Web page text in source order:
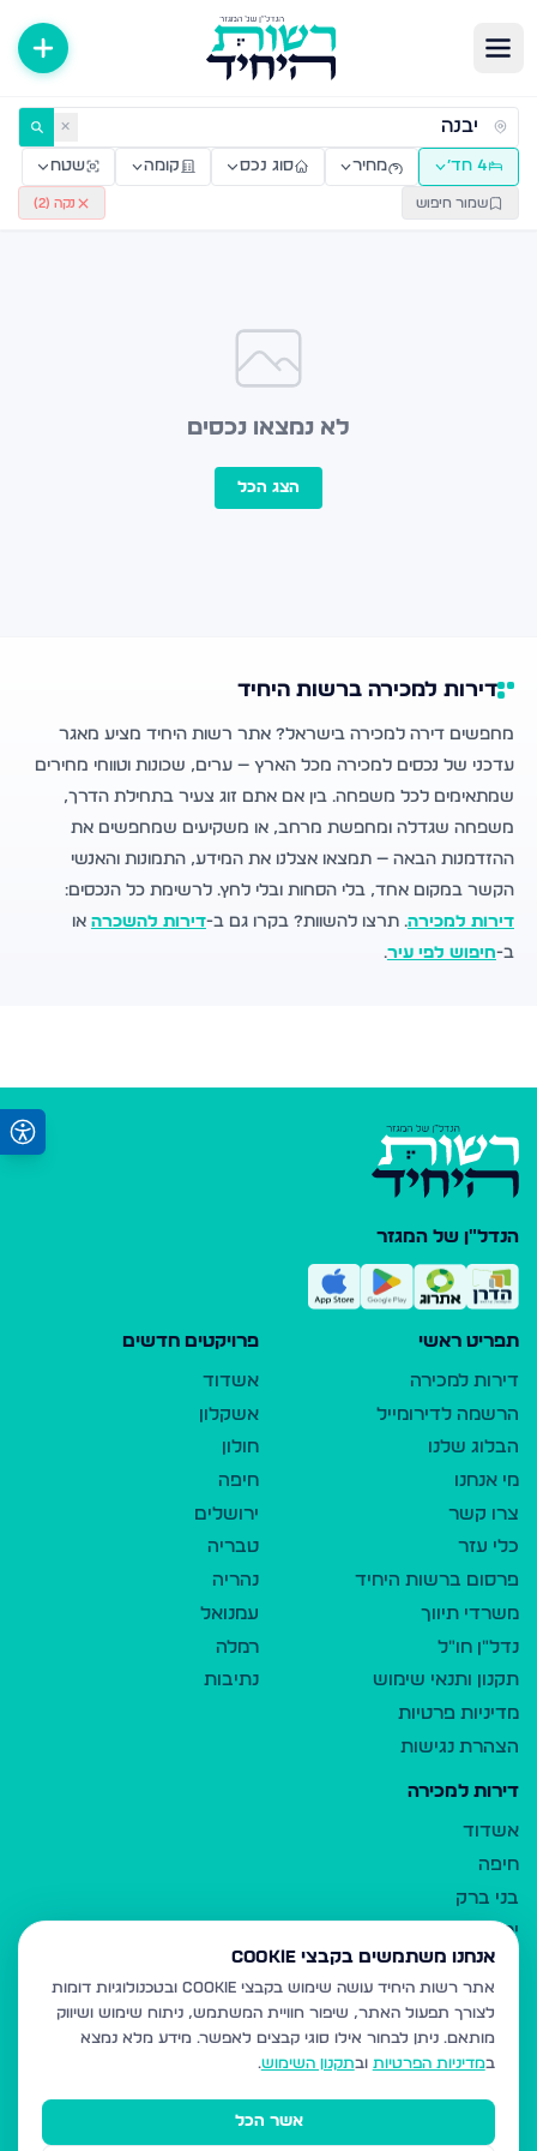
דירות למכירה ולהשכרה — רשות היחיד ✕
4 חד׳ מחיר סוג נכס קומה שטח
שמור חיפוש נקה (2
)
לא נמצאו נכסים
הצג הכל
דירות למכירה ברשות היחיד
מחפשים דירה למכירה בישראל? אתר רשות היחיד מציע מאגר
עדכני של נכסים למכירה מכל הארץ — ערים, שכונות וטווחי מחירים
שמתאימים לכל משפחה. בין אם אתם זוג צעיר בתחילת הדרך,
משפחה שגדלה ומחפשת מרחב, או משקיעים שמחפשים את
ההזדמנות הבאה — תמצאו אצלנו את המידע, התמונות והאנשי
הקשר במקום אחד, בלי הסחות ובלי לחץ. לרשימת כל הנכסים:
דירות למכירה. תרצו להשוות? בקרו גם ב-דירות להשכרה או
ב-חיפוש לפי עיר.
הנדל"ן של המגזר
תפריט ראשי
דירות למכירה
הרשמה לדירומייל
הבלוג שלנו
מי אנחנו
צרו קשר
כלי עזר
פרסום ברשות היחיד
משרדי תיווך
נדל"ן חו"ל
תקנון ותנאי שימוש
מדיניות פרטיות
הצהרת נגישות
פרויקטים חדשים
אשדוד
אשקלון
חולון
חיפה
ירושלים
טבריה
נהריה
עמנואל
רמלה
נתיבות
דירות למכירה
אשדוד
חיפה
בני ברק
ירושלים
אלעד
גבעת זאב
בית שמש
רכסים
מודיעין עילית
אנחנו משתמשים בקבצי Cookie
אתר רשות היחיד עושה שימוש בקבצי Cookie ובטכנולוגיות דומות
לצורך תפעול האתר, שיפור חוויית המשתמש, ניתוח שימוש ושיווק
מותאם. ניתן לבחור אילו סוגי קבצים לאפשר. מידע מלא נמצא
במדיניות הפרטיות ובתקנון השימוש.
אשר הכל